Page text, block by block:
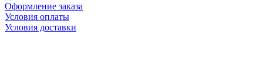
Оформление заказа
Условия оплаты
Условия доставки